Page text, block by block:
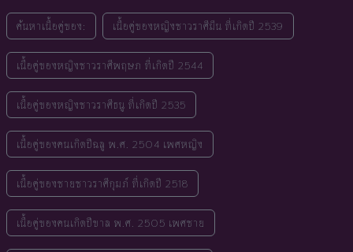
ค้นหาเนื้อคู่ของ: เนื้อคู่ของหญิงชาวราศีมีน ที่เกิดปี 2539
เนื้อคู่ของหญิงชาวราศีพฤษภ ที่เกิดปี 2544
เนื้อคู่ของหญิงชาวราศีธนู ที่เกิดปี 2535
เนื้อคู่ของคนเกิดปีฉลู พ.ศ. 2504 เพศหญิง
เนื้อคู่ของชายชาวราศีกุมภ์ ที่เกิดปี 2518
เนื้อคู่ของคนเกิดปีขาล พ.ศ. 2505 เพศชาย